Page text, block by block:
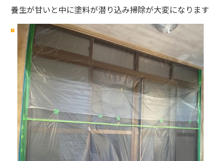
養生が甘いと中に塗料が潜り込み掃除が大変になります